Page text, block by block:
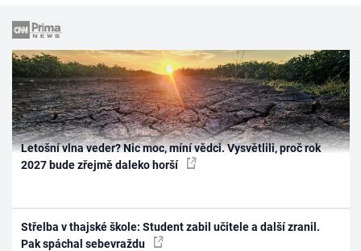
Letošní vlna veder? Nic moc, míní vědci. Vysvětlili, proč rok
2027 bude zřejmě daleko horší
Střelba v thajské škole: Student zabil učitele a další zranil.
Pak spáchal sebevraždu